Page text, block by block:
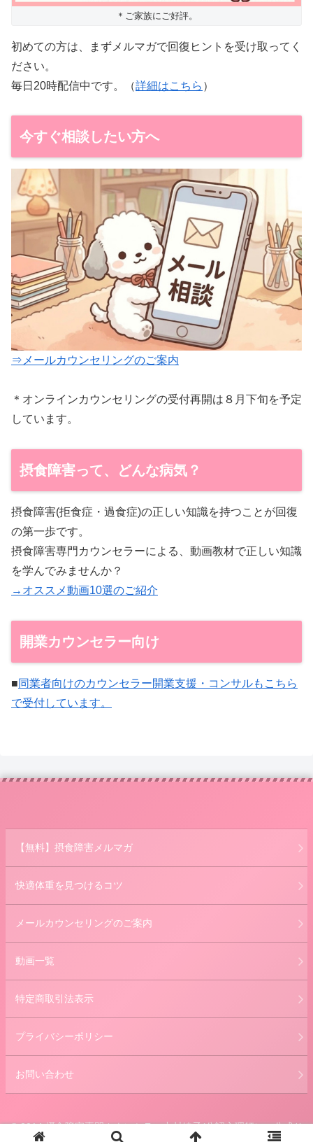
＊ご家族にご好評。
初めての方は、まずメルマガで回復ヒントを受け取ってく
ださい。
毎日20時配信中です。（詳細はこちら ）
今すぐ相談したい方へ
⇒メールカウンセリングのご案内
＊オンラインカウンセリングの受付再開は８月下旬を予定
しています。
摂食障害って、どんな病気？
摂食障害(拒食症・過食症)の正しい知識を持つことが回復
の第一歩です。
摂食障害専門カウンセラーによる、動画教材で正しい知識
を学んでみませんか？
→オススメ動画10選のご紹介
開業カウンセラー向け
■同業者向けのカウンセラー開業支援・コンサルもこちら
で受付しています。
【無料】摂食障害メルマガ
快適体重を見つけるコツ
メールカウンセリングのご案内
動画一覧
特定商取引法表示
プライバシーポリシー
お問い合わせ
© 2014 摂食障害専門カウンセラー中村綾子(公認心理師） 公式サ